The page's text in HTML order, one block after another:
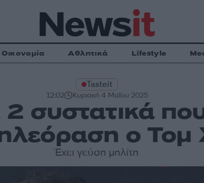
Οικονομία Αθλητικά Lifestyle
Tasteit
12:02 Κυριακή 4 Μαΐου 2025
2 συστατικά
ο Τομ
Έχει γεύση μηλίτη